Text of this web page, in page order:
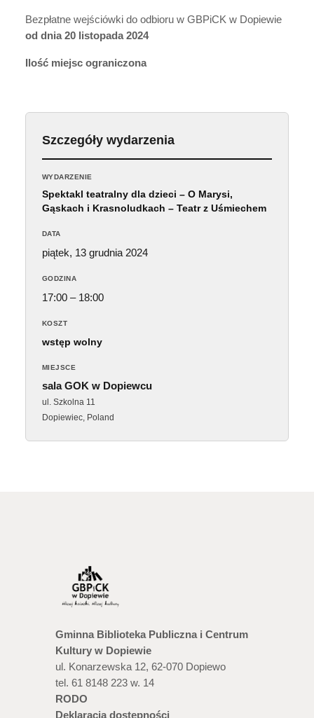
Bezpłatne wejściówki do odbioru w GBPiCK w Dopiewie
od dnia 20 listopada 2024
Ilość miejsc ograniczona
Szczegóły wydarzenia
WYDARZENIE
Spektakl teatralny dla dzieci – O Marysi,
Gąskach i Krasnoludkach – Teatr z Uśmiechem
DATA
piątek, 13 grudnia 2024
GODZINA
17:00 – 18:00
KOSZT
wstęp wolny
MIEJSCE
sala GOK w Dopiewcu
ul. Szkolna 11
Dopiewiec, Poland
Gminna Biblioteka Publiczna i Centrum
Kultury w Dopiewie
ul. Konarzewska 12, 62-070 Dopiewo
tel. 61 8148 223 w. 14
RODO
Deklaracja dostępności